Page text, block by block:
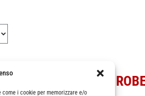
i cookie per memorizzare e/o
CIVILE DOTT.